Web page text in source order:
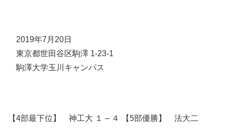
2019年7月20日
東京都世田谷区駒澤 1-23-1
駒澤大学玉川キャンパス
【4部最下位】 神工大 １ – ４ 【5部優勝】 法大二